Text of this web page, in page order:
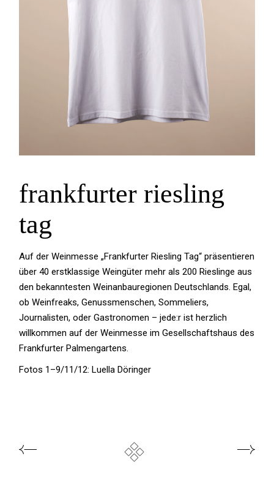
frankfurter riesling
tag
Auf der Weinmesse „Frankfurter Riesling Tag“ präsentieren
über 40 erstklassige Weingüter mehr als 200 Rieslinge aus
den bekanntesten Weinanbauregionen Deutschlands. Egal,
ob Weinfreaks, Genussmenschen, Sommeliers,
Journalisten, oder Gastronomen – jede:r ist herzlich
willkommen auf der Weinmesse im Gesellschaftshaus des
Frankfurter Palmengartens.
Fotos 1–9/11/12: Luella Döringer